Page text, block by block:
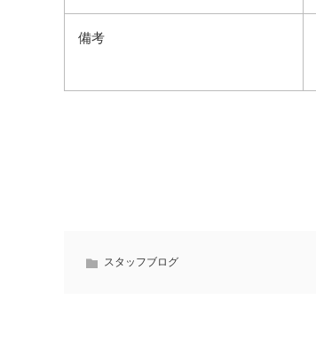
備考
スタッフブログ